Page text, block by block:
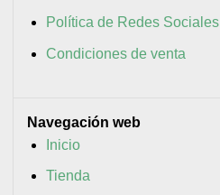
Política de Redes Sociales
Condiciones de venta
Navegación web
Inicio
Tienda